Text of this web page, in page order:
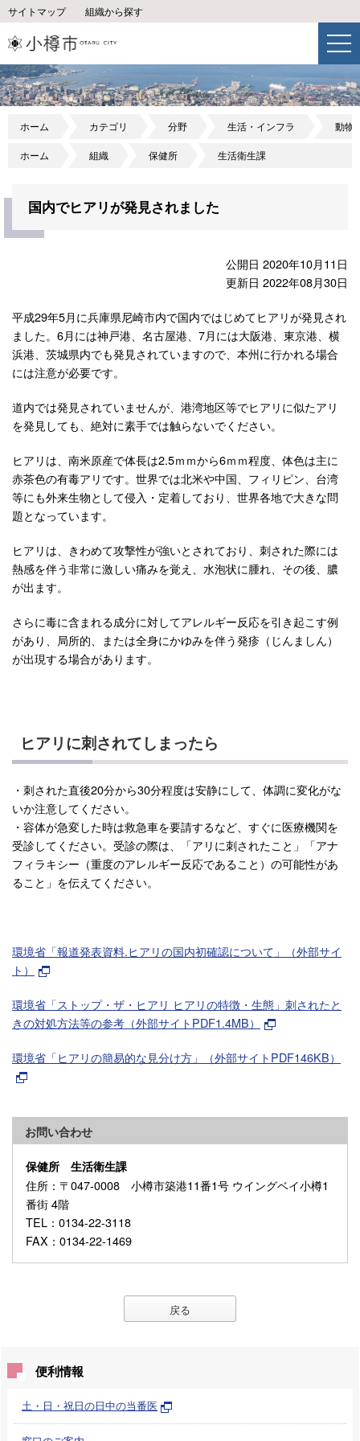
サイトマップ 組織から探す
ホーム カテゴリ 分野 生活・インフラ 動物
ホーム 組織 保健所 生活衛生課
国内でヒアリが発見されました
公開日 2020年10月11日
更新日 2022年08月30日
平成29年5月に兵庫県尼崎市内で国内ではじめてヒアリが発見され
ました。6月には神戸港、名古屋港、7月には大阪港、東京港、横
浜港、茨城県内でも発見されていますので、本州に行かれる場合
には注意が必要です。
道内では発見されていませんが、港湾地区等でヒアリに似たアリ
を発見しても、絶対に素手では触らないでください。
ヒアリは、南米原産で体長は2.5ｍｍから6ｍｍ程度、体色は主に
赤茶色の有毒アリです。世界では北米や中国、フィリピン、台湾
等にも外来生物として侵入・定着しており、世界各地で大きな問
題となっています。
ヒアリは、きわめて攻撃性が強いとされており、刺された際には
熱感を伴う非常に激しい痛みを覚え、水泡状に腫れ、その後、膿
が出ます。
さらに毒に含まれる成分に対してアレルギー反応を引き起こす例
があり、局所的、または全身にかゆみを伴う発疹（じんましん）
が出現する場合があります。
ヒアリに刺されてしまったら
・刺された直後20分から30分程度は安静にして、体調に変化がな
いか注意してください。
・容体が急変した時は救急車を要請するなど、すぐに医療機関を
受診してください。受診の際は、「アリに刺されたこと」「アナ
フィラキシー（重度のアレルギー反応であること）の可能性があ
ること」を伝えてください。
環境省「報道発表資料.ヒアリの国内初確認について」（外部サイ
ト）
環境省「ストップ・ザ・ヒアリ ヒアリの特徴・生態」刺されたと
きの対処方法等の参考（外部サイトPDF1.4MB）
環境省「ヒアリの簡易的な見分け方」（外部サイトPDF146KB）
お問い合わせ
保健所 生活衛生課
住所 ：〒047-0008 小樽市築港11番1号 ウイングベイ小樽1
番街 4階
TEL ：0134-22-3118
FAX ：0134-22-1469
戻る
便利情報
土・日・祝日の日中の当番医